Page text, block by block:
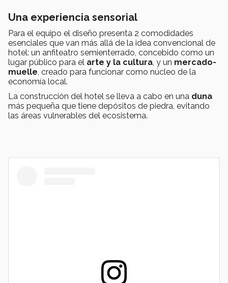
Una experiencia sensorial
Para el equipo el diseño presenta 2 comodidades
esenciales que van más allá de la idea convencional de
hotel: un anfiteatro semienterrado, concebido como un
lugar público para el arte y la cultura, y un mercado-
muelle, creado para funcionar como núcleo de la
economía local.
La construcción del hotel se lleva a cabo en una duna
más pequeña que tiene depósitos de piedra, evitando
las áreas vulnerables del ecosistema.